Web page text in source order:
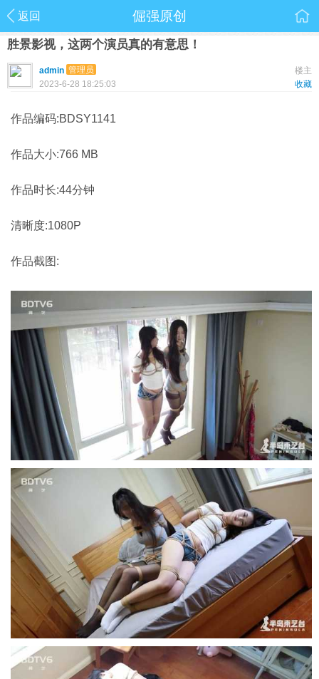
返回 倔强原创
胜景影视，这两个演员真的有意思！
楼主
admin 管理员
收藏
2023-6-28 18:25:03
作品编码:BDSY1141
作品大小:766 MB
作品时长:44分钟
清晰度:1080P
作品截图: